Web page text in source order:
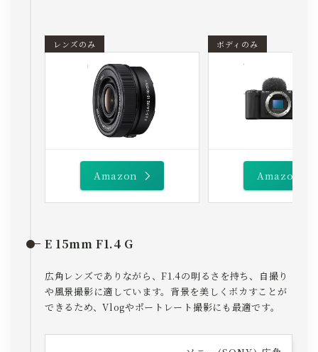
レンズのみ
Amazon
ボディのみ
Amazon
E 15mm F1.4 G
広角レンズでありながら、F1.4の明るさを持ち、自撮り
や風景撮影に適しています。背景を美しくボカすことが
できるため、Vlogやポートレート撮影にも最適です。